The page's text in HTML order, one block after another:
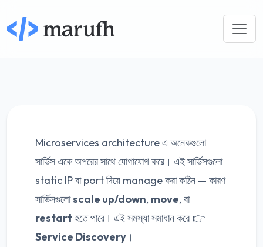
Microservices architecture এ অনেকগুলো
সার্ভিস একে অপরের সাথে যোগাযোগ করে। এই সার্ভিসগুলো
static IP বা port দিয়ে manage করা কঠিন — কারণ
সার্ভিসগুলোscale up/down, move, বা
restartহতে পারে। এই সমস্যা সমাধান করে 👉
Service Discovery ।